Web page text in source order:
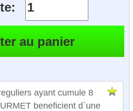
ayant cumule 8
beneficient d`une